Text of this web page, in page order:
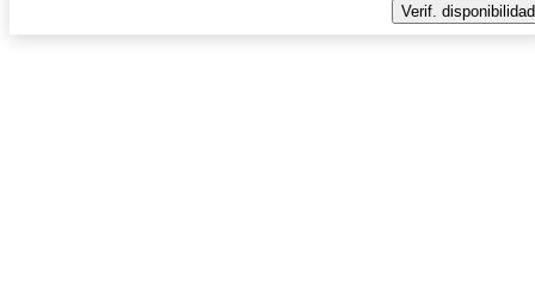
Verif. disponibilidad